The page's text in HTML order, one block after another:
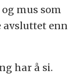
mus som
enn
har å si.